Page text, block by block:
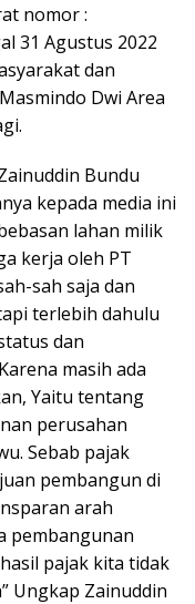
nomor :
31 Agustus 2022
dan
Dwi Area
Bundu
kepada media ini
lahan milik
kerja oleh PT
sah saja dan
terlebih dahulu
dan
masih ada
Yaitu tentang
perusahan
Sebab pajak
pembangun di
arah
pembangunan
pajak kita tidak
Ungkap Zainuddin